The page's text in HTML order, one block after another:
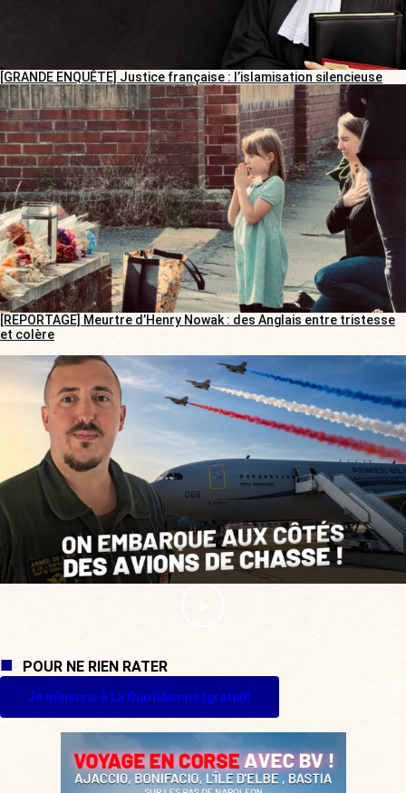
[GRANDE ENQUÊTE] Justice française : l’islamisation silencieuse
[REPORTAGE] Meurtre d’Henry Nowak : des Anglais entre tristesse
et colère
POUR NE RIEN RATER
Je m'inscris à La Quotidienne (gratuit)